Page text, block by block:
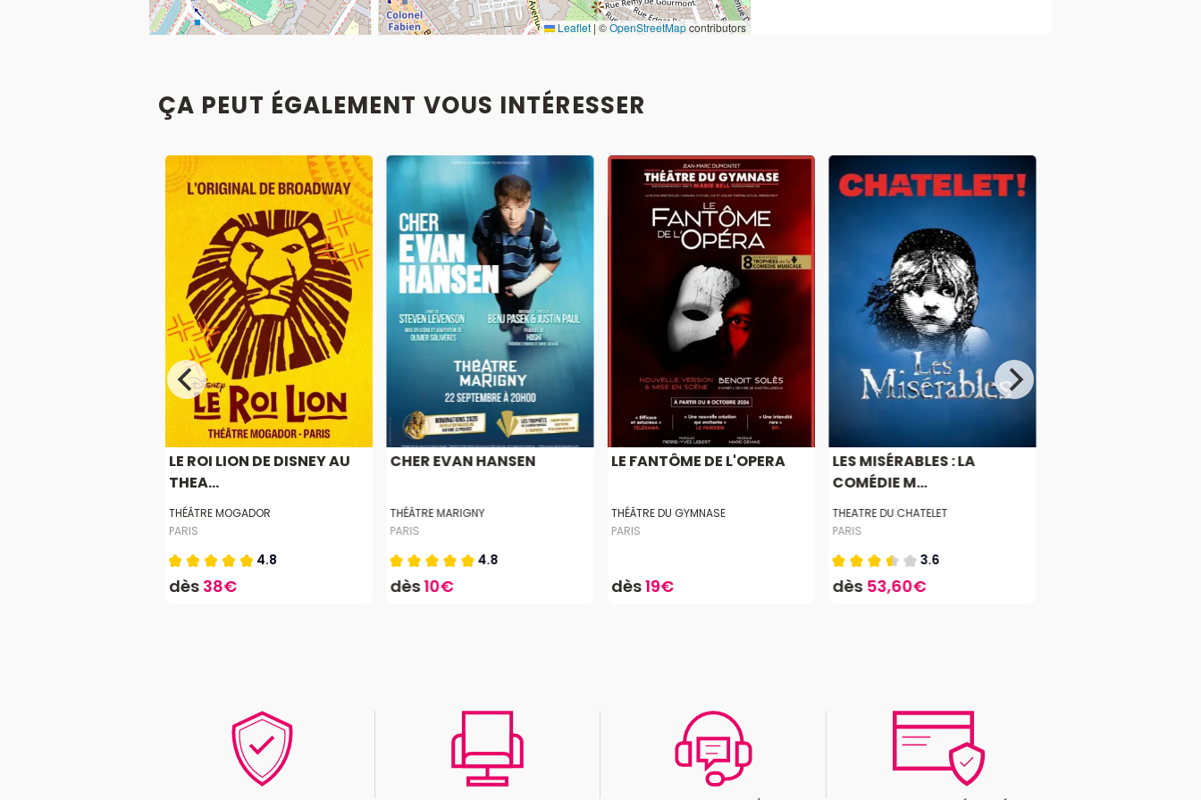
Leaflet | ©OpenStreetMapcontributors
ÇA PEUT ÉGALEMENT VOUS INTÉRESSER
LE ROI LION DE DISNEY AU
THEA...
THÉÂTRE MOGADOR
PARIS
4.8
dès 38€
CHER EVAN HANSEN
THÉÂTRE MARIGNY
PARIS
4.8
dès10€
LE FANTÔME DE L'OPERA
THÉÂTRE DU GYMNASE
PARIS
dès19€
LES MISÉRABLES : LA
COMÉDIE M...
THEATRE DU CHATELET
PARIS
3.6
dès 53,60€